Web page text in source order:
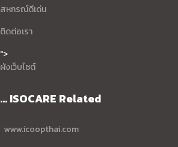
สหกรณ์ดีเด่น
ติดต่อเรา
">
ผังเว็บไซต์
... ISOCARE Related
www.icoopthai.com